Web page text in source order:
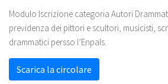
Modulo Iscrizione categoria Autori
previdenza dei pittori e scultori, musicisti,
drammatici persso l’Enpals.
Scarica la circolare